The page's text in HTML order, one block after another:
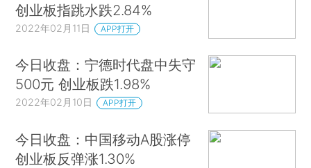
创业板指跳水跌2.84%
2022年02月11日 APP打开
今日收盘：宁德时代盘中失守
500元 创业板跌1.98%
2022年02月10日 APP打开
今日收盘：中国移动A股涨停
创业板反弹涨1.30%